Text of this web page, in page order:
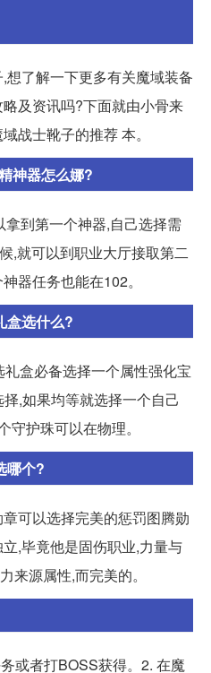
了解一下更多有关魔域装备
及资讯吗?下面就由小骨来
战士靴子的推荐 本。
神器怎么娜?
到第一个神器,自己选择需
,就可以到职业大厅接取第二
器任务也能在102。
盒选什么?
盒必备选择一个属性强化宝
,如果均等就选择一个自己
护珠可以在物理。
哪个?
可以选择完美的惩罚图腾勋
,毕竟他是固伤职业,力量与
来源属性,而完美的。
或者打BOSS获得。2. 在魔